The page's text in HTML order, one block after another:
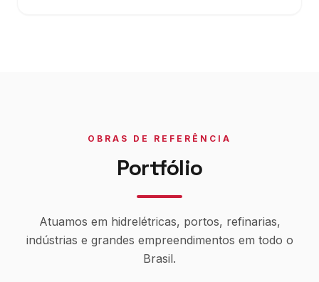
OBRAS DE REFERÊNCIA
Portfólio
Atuamos em hidrelétricas, portos, refinarias,
indústrias e grandes empreendimentos em todo o
Brasil.